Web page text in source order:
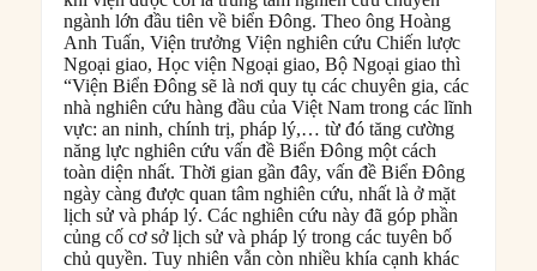
ngành lớn đầu tiên về biển Đông. Theo ông Hoàng
Anh Tuấn, Viện trưởng Viện nghiên cứu Chiến lược
Ngoại giao, Học viện Ngoại giao, Bộ Ngoại giao thì
“Viện Biển Đông sẽ là nơi quy tụ các chuyên gia, các
nhà nghiên cứu hàng đầu của Việt Nam trong các lĩnh
vực: an ninh, chính trị, pháp lý,… từ đó tăng cường
năng lực nghiên cứu vấn đề Biển Đông một cách
toàn diện nhất. Thời gian gần đây, vấn đề Biển Đông
ngày càng được quan tâm nghiên cứu, nhất là ở mặt
lịch sử và pháp lý. Các nghiên cứu này đã góp phần
củng cố cơ sở lịch sử và pháp lý trong các tuyên bố
chủ quyền. Tuy nhiên vẫn còn nhiều khía cạnh khác